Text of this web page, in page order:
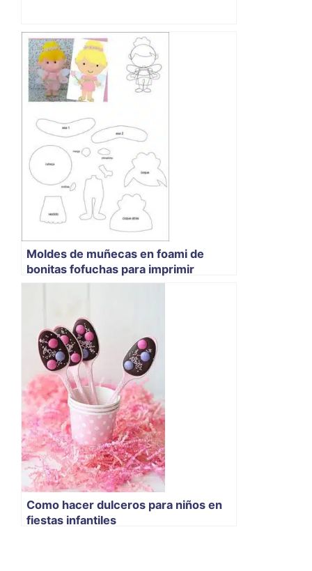
Moldes de muñecas en foami de
bonitas fofuchas para imprimir
Como hacer dulceros para niños en
fiestas infantiles